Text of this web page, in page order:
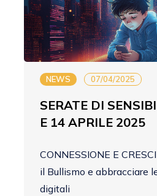
NEWS 07/04/2025
SERATE DI
E 14 APRILE 2025
CONNESSIONE E
il Bullismo e abbracciare
digitali